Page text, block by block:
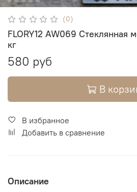
(0)
FLORY12 AW069 Стеклянная
кг
580 руб
В
В избранное
Добавить в сравнение
Описание